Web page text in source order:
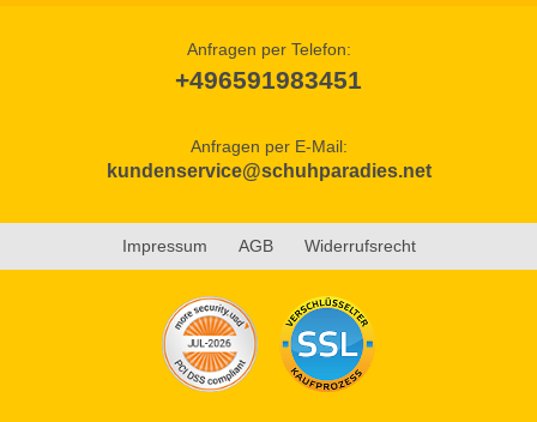
Anfragen per Telefon:
+496591983451
Anfragen per E-Mail:
kundenservice@schuhparadies.net
Impressum AGB Widerrufsrecht